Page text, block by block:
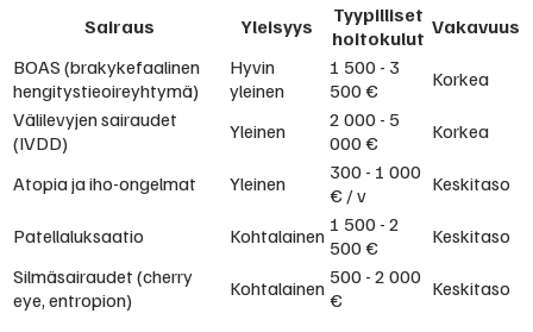
Sairaus Yleisyys
Tyypilliset
hoitokulut Vakavuus
BOAS (brakykefaalinen
hengitystieoireyhtymä)
Hyvin
yleinen
1 500 - 3
500 €
Korkea
Välilevyjen sairaudet
(IVDD)
Yleinen
2 000 - 5
000 €
Korkea
Atopia ja iho-ongelmat Yleinen
300 - 1 000
€ / v
Keskitaso
Patellaluksaatio Kohtalainen 1 500 - 2
500 €
Keskitaso
Silmäsairaudet (cherry
eye, entropion)
Kohtalainen 500 - 2 000
€
Keskitaso